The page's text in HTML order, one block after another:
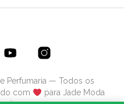
Perfumaria — Todos os
com
para Jade Moda